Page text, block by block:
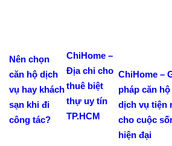
Nên chọn
căn hộ dịch
vụ hay khách
sạn khi đi
công tác?
ChiHome –
Địa chỉ cho
thuê biệt
thự uy tín
TP.HCM
ChiHome –
pháp căn hộ
dịch vụ tiện
cho cuộc
hiện đại